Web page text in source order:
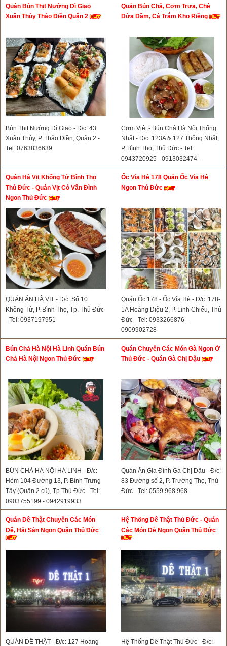
Quán Bún Thịt Nướng Dì Giao
Xuân Thủy Thảo Điền Quận 2
Bún Thịt Nướng Dì Giao - Đ/c: 43
Xuân Thủy, P. Thảo Điền, Quận 2 -
Tel: 0763836639
Quán Bún Chả, Cơm Trưa, Chè
Dừa Dầm, Cá Trắm Kho Riềng
Cơm Việt - Bún Chả Hà Nội Thống
Nhất - Đ/c: 123A & 127 Thống Nhất,
P. Bình Thọ, Thủ Đức - Tel:
0943720925 - 0913032474 -
0898868939- 0816681166
Quán Hà Vịt Khổng Tử Bình Thọ
Thủ Đức - Quán Vịt Cỏ Vân Đình
Ngon Thủ Đức
QUÁN ĂN HÀ VỊT - Đ/c: Số 10
Khổng Tử, P. Bình Thọ, Tp. Thủ Đức
- Tel: 0937197951
Ốc Vỉa Hè 178 Quán Ốc Vỉa Hè
Ngon Thủ Đức
Quán Ốc 178 - Ốc Vỉa Hè - Đ/c: 178-
1A Hoàng Diệu 2, P. Linh Chiểu, Thủ
Đức - Tel: 0933266876 -
0909902728
Bún Chả Hà Nội Hà Linh Quán Bún
Chả Hà Nội Ngon Thủ Đức
BÚN CHẢ HÀ NỘI HÀ LINH - Đ/c:
Hẻm 104 Đường 13, P. Bình Trưng
Tây (Quận 2 cũ), Tp Thủ Đức - Tel:
0903755199 - 0942919933
Quán Chuyên Các Món Gà Ngon Ở
Thủ Đức - Quán Gà Chị Dậu
Quán Ăn Gia Đình Gà Chị Dậu - Đ/c:
83 Đường số 2, P. Trường Thọ, Thủ
Đức - Tel: 0559.968.968
Quán Dê Thật Chuyên Các Món
Dê, Hải Sản Ngon Quận Thủ Đức
QUÁN DÊ THẬT - Đ/c: 127 Hoàng
Hệ Thống Dê Thật Thủ Đức - Quán
Các Món Dê Ngon Quận Thủ Đức
Hệ Thống Dê Thật Thủ Đức - Đ/c: